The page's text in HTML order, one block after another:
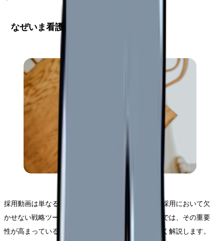
なぜいま看護師採用動画が重要なのか
採用動画は単なるトレンドではなく、現代の看護師採用において欠
かせない戦略ツールとなっています。本セクションでは、その重要
性が高まっている背景と具体的な価値について詳しく解説します。